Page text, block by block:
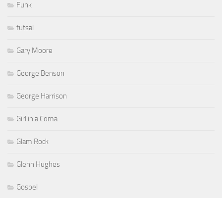
Funk
futsal
Gary Moore
George Benson
George Harrison
Girl in a Coma
Glam Rock
Glenn Hughes
Gospel